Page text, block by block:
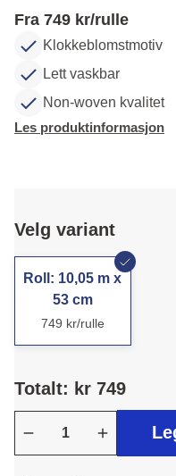
Fra 749 kr/rulle
Klokkeblomstmotiv
Lett vaskbar
Non-woven kvalitet
Les produktinformasjon
Velg variant
Roll: 10,05 m x
53 cm
749 kr/rulle
Totalt: kr 749